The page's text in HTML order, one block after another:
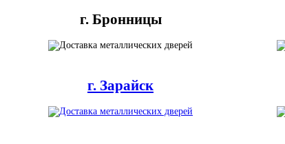
г. Бронницы
г. Зарайск